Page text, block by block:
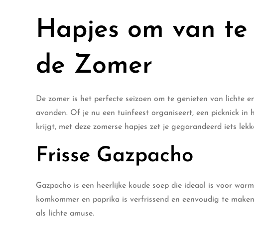
Hapjes om van
de Zomer
De zomer is het perfecte seizoen om te genieten van lichte
avonden. Of je nu een tuinfeest organiseert, een picknick
krijgt, met deze zomerse hapjes zet je gegarandeerd iets
Frisse Gazpacho
Gazpacho is een heerlijke koude soep die ideaal is voor
komkommer en paprika is verfrissend en eenvoudig te
als lichte amuse.